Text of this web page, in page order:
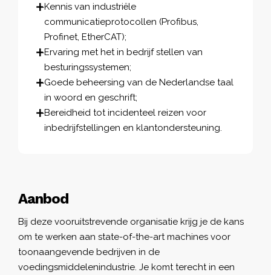
Aanbod
Bij deze vooruitstrevende organisatie krijg je de kans
om te werken aan state-of-the-art machines voor
toonaangevende bedrijven in de
voedingsmiddelenindustrie. Je komt terecht in een
Kennis van industriële
communicatieprotocollen (Profibus,
Profinet, EtherCAT);
Ervaring met het in bedrijf stellen van
besturingssystemen;
Goede beheersing van de Nederlandse taal
in woord en geschrift;
Bereidheid tot incidenteel reizen voor
inbedrijfstellingen en klantondersteuning.